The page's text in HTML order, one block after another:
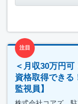
注目
＜月収30万円
資格取得でき
監視員】